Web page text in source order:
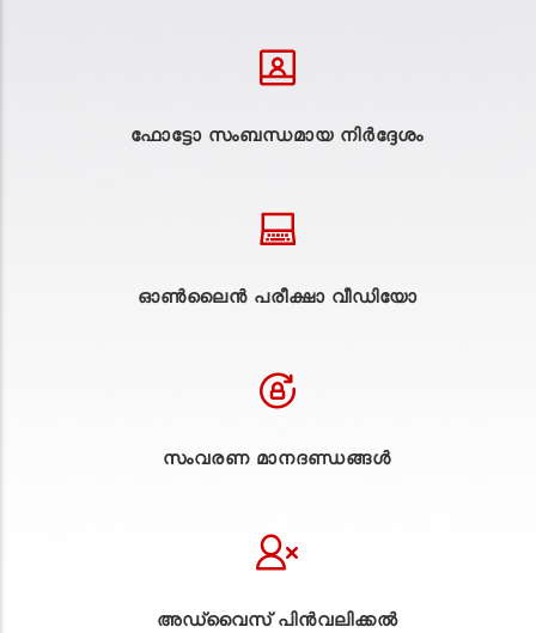
ഫോട്ടോ സംബന്ധമായ നിർദ്ദേശം
ഓൺലൈൻ പരീക്ഷാ വീഡിയോ
സംവരണ മാനദണ്ഡങ്ങൾ
അഡ്വൈസ് പിൻവലിക്കൽ